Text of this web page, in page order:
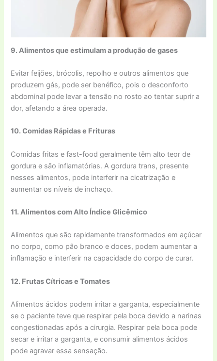
9. Alimentos que estimulam a produção de gases
Evitar feijões, brócolis, repolho e outros alimentos que
produzem gás, pode ser benéfico, pois o desconforto
abdominal pode levar a tensão no rosto ao tentar suprir a
dor, afetando a área operada.
10. Comidas Rápidas e Frituras
Comidas fritas e fast-food geralmente têm alto teor de
gordura e são inflamatórias. A gordura trans, presente
nesses alimentos, pode interferir na cicatrização e
aumentar os níveis de inchaço.
11. Alimentos com Alto Índice Glicêmico
Alimentos que são rapidamente transformados em açúcar
no corpo, como pão branco e doces, podem aumentar a
inflamação e interferir na capacidade do corpo de curar.
12. Frutas Cítricas e Tomates
Alimentos ácidos podem irritar a garganta, especialmente
se o paciente teve que respirar pela boca devido a narinas
congestionadas após a cirurgia. Respirar pela boca pode
secar e irritar a garganta, e consumir alimentos ácidos
pode agravar essa sensação.